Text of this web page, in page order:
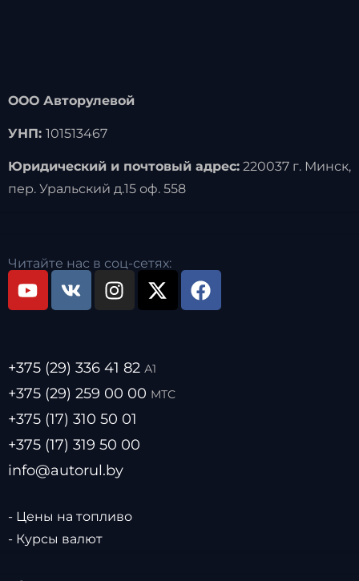
ООО Авторулевой
УНП: 101513467
Юридический и почтовый адрес:220037 г. Минск,
пер. Уральский д.15 оф. 558
Читайте нас в соц-сетях:
+375 (29) 336 41 82 А1
+375 (29) 259 00 00 МТС
+375 (17) 310 50 01
+375 (17) 319 50 00
info@autorul.by
- Цены на топливо
- Курсы валют